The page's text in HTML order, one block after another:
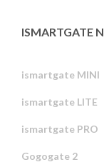
ISMARTGATE
ismartgate MINI
ismartgate LITE
ismartgate PRO
Gogogate 2